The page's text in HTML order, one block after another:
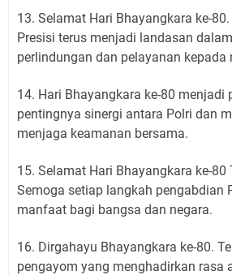
13. Selamat Hari Bhayangkara ke-
Presisi terus menjadi landasan
perlindungan dan pelayanan kepada
14. Hari Bhayangkara ke-80 menjadi
pentingnya sinergi antara Polri dan
menjaga keamanan bersama.
15. Selamat Hari Bhayangkara ke-80
Semoga setiap langkah pengabdian
manfaat bagi bangsa dan negara.
16. Dirgahayu Bhayangkara ke-80.
pengayom yang menghadirkan rasa